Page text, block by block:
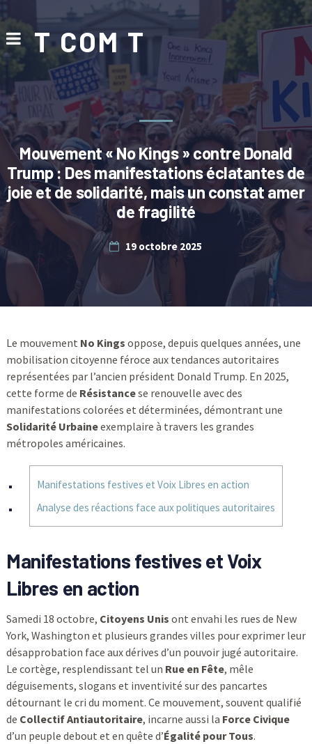
T COM T
Mouvement « No Kings » contre Donald
Trump : Des manifestations éclatantes de
joie et de solidarité, mais un constat amer
de fragilité
19 octobre 2025
Le mouvement No Kings oppose, depuis quelques années, une
mobilisation citoyenne féroce aux tendances autoritaires
représentées par l’ancien président Donald Trump. En 2025,
cette forme de Résistancese renouvelle avec des
manifestations colorées et déterminées, démontrant une
Solidarité Urbaineexemplaire à travers les grandes
métropoles américaines.
Manifestations festives et Voix Libres en action
Analyse des réactions face aux politiques autoritaires
Manifestations festives etVoix
Libres en action
Samedi 18 octobre, Citoyens Unis ont envahi les rues de New
York, Washington et plusieurs grandes villes pour exprimer leur
désapprobation face aux dérives d’un pouvoir jugé autoritaire.
Le cortège, resplendissant tel un Rue en Fête, mêle
déguisements, slogans et inventivité sur des pancartes
détournant le cri du moment. Ce mouvement, souvent qualifié
de Collectif Antiautoritaire, incarne aussi la Force Civique
d’un peuple debout et en quête d’Égalité pour Tous.